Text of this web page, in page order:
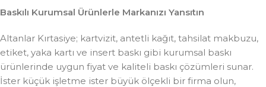
Baskılı Kurumsal Ürünlerle Markanızı Yansıtın
Altanlar Kırtasiye; kartvizit, antetli kağıt, tahsilat makbuzu,
etiket, yaka kartı ve insert baskı gibi kurumsal baskı
ürünlerinde uygun fiyat ve kaliteli baskı çözümleri sunar.
İster küçük işletme ister büyük ölçekli bir firma olun,